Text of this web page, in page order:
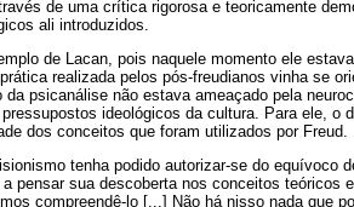
de uma crítica rigorosa e teoricamente
ali introduzidos.
de Lacan, pois naquele momento ele
realizada pelos pós-freudianos vinha se
psicanálise não estava ameaçado pela
ideológicos da cultura. Para ele, o
dos conceitos que foram utilizados por Freud.
tenha podido autorizar-se do equívoco
a pensar sua descoberta nos conceitos
compreendê-lo [...] Não há nisso nada que